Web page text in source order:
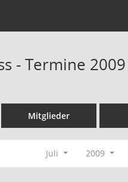
- Termine 2009
Mitglieder
Juli 2009